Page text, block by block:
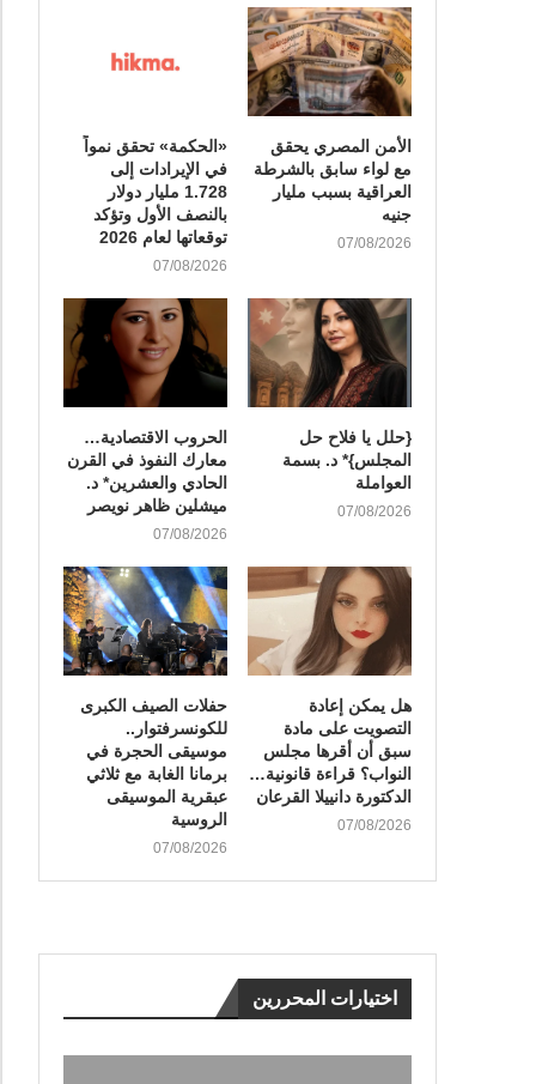
الأمن المصري يحقق
مع لواء سابق بالشرطة
العراقية بسبب مليار
جنيه
07/08/2026
«الحكمة» تحقق نمواً
في الإيرادات إلى
1.728 مليار دولار
بالنصف الأول وتؤكد
توقعاتها لعام 2026
07/08/2026
{حلل يا فلاح حل
المجلس}* د. بسمة
العواملة
07/08/2026
الحروب الاقتصادية…
معارك النفوذ في القرن
الحادي والعشرين* د.
ميشلين ظاهر نويصر
07/08/2026
هل يمكن إعادة
التصويت على مادة
سبق أن أقرها مجلس
النواب؟ قراءة قانونية…
الدكتورة دانييلا القرعان
07/08/2026
​حفلات الصيف الكبرى
للكونسرفتوار..
موسيقى الحجرة في
برمانا الغابة مع ثلاثي
عبقرية الموسيقى
الروسية
07/08/2026
اختيارات المحررين